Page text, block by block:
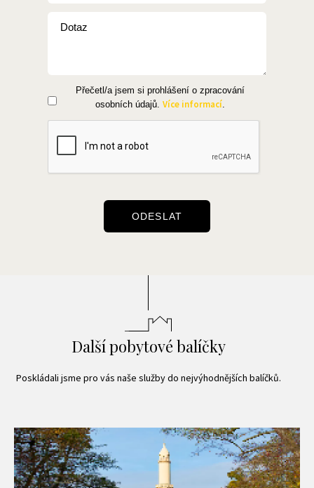
Přečetl/a jsem si prohlášení o zpracování
osobních údajů. Více informací.
ODESLAT
Alternative:
Další pobytové balíčky
Poskládali jsme pro vás naše služby do nejvýhodnějších balíčků.